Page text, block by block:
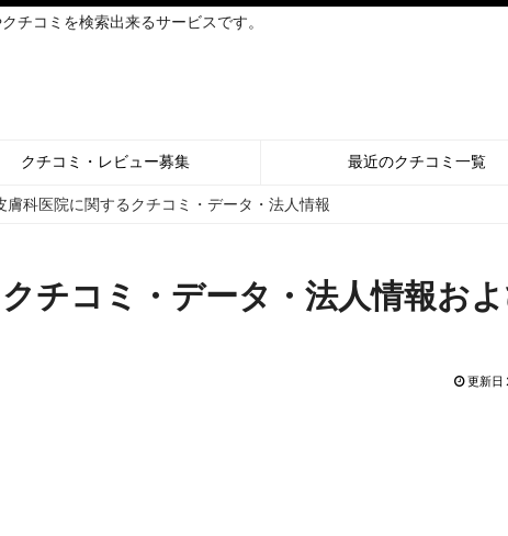
チコミを検索出来るサービスです。
クチコミ・レビュー募集 最近のクチコミ一覧
膚科医院に関するクチコミ・データ・法人情報
チコミ・データ・法人情報お
更新日